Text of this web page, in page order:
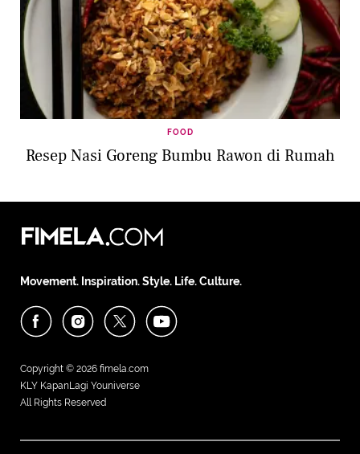
FOOD
Resep Nasi Goreng Bumbu Rawon di Rumah
Movement. Inspiration. Style. Life. Culture.
Copyright © 2026 fimela.com
KLY KapanLagi Youniverse
All Rights Reserved